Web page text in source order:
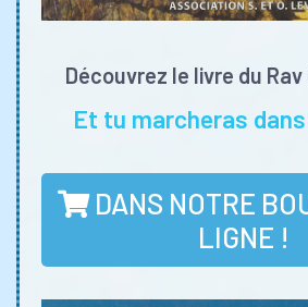
Découvrez le livre du
Et tu marcheras
DANS NOTRE
LIGNE !